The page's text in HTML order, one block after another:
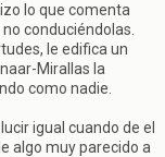
lo que comenta
conduciéndolas.
le edifica un
Mirallas la
como nadie.
igual cuando de el
algo muy parecido a